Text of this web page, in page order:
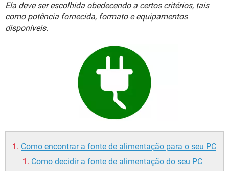
INSTAGRAM GMAIL
GUIA DE COMPRAS
OUTLOOK EXCEL
INSTAGRAM
Ela deve ser escolhida obedecendo a certos critérios, tais
como potência fornecida, formato e equipamentos
disponíveis.
Como encontrar a fonte de alimentação para o seu PC
Como decidir a fonte de alimentação do seu PC